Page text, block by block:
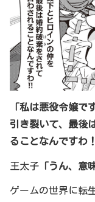
「私は悪役令嬢で
引き裂いて、最後
ることなんですわ！
王太子 「うん、意
ゲームの世界に転